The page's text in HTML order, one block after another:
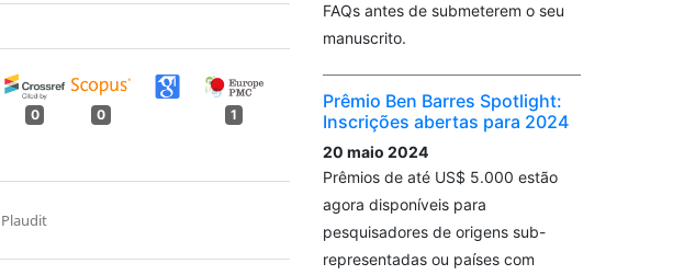
0 0 1
Plaudit
FAQs antes de submeterem o seu
manuscrito.
Prêmio Ben Barres Spotlight:
Inscrições abertas para 2024
20 maio 2024
Prêmios de até US$ 5.000 estão
agora disponíveis para
pesquisadores de origens sub-
representadas ou países com